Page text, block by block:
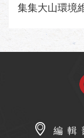
集集大山環境
編 輯